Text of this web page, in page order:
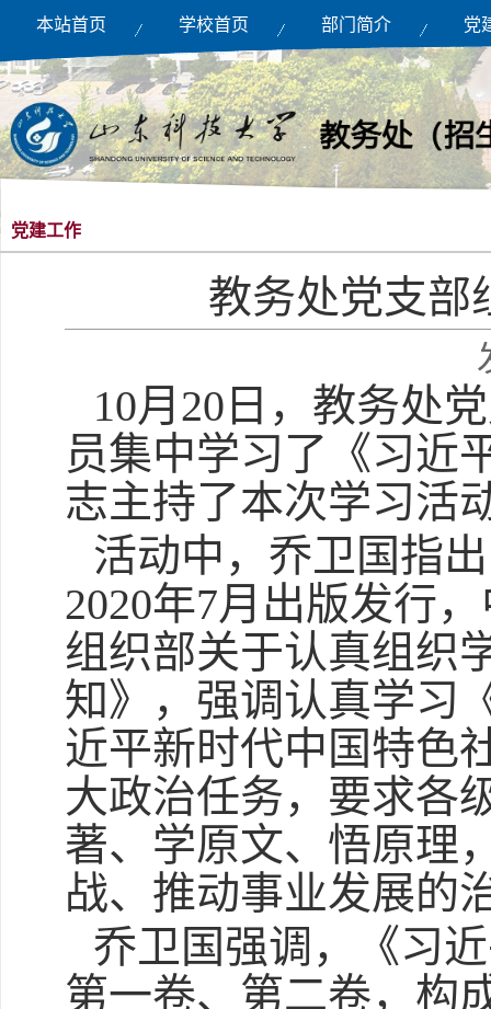
本站首页 学校首页 部门简介 党
党建工作
教务处党支部
10月20日，教务处
员集中学习了《习近
志主持了本次学习活
活动中，乔卫国指
2020年7月出版发行
组织部关于认真组织
知》，强调认真学习
近平新时代中国特色
大政治任务，要求各
著、学原文、悟原理
战、推动事业发展的
乔卫国强调，《习
第一卷、第二卷，构